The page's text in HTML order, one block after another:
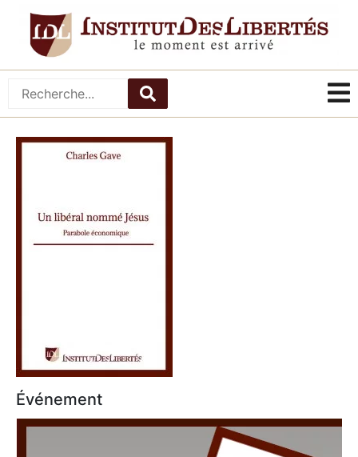
Événement